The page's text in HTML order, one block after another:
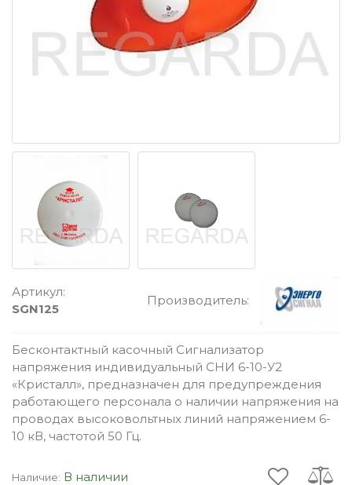
Артикул:
SGN125
Производитель:
Бесконтактный касочный Сигнализатор
напряжения индивидуальный СНИ 6-10-У2
«Кристалл», предназначен для предупреждения
работающего персонала о наличии напряжения на
проводах высоковольтных линий напряжением 6-
10 кВ, частотой 50 Гц.
Наличие: В наличии